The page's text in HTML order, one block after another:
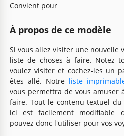
Convient pour
À propos de ce modèle
Si vous allez visiter une nouvelle
liste de choses à faire. Notez
voulez visiter et cochez-les un
êtes allé. Notre liste
vous permettra de vous amuser
faire. Tout le contenu textuel du
ici est facilement modifiable
pouvez donc l'utiliser pour vos